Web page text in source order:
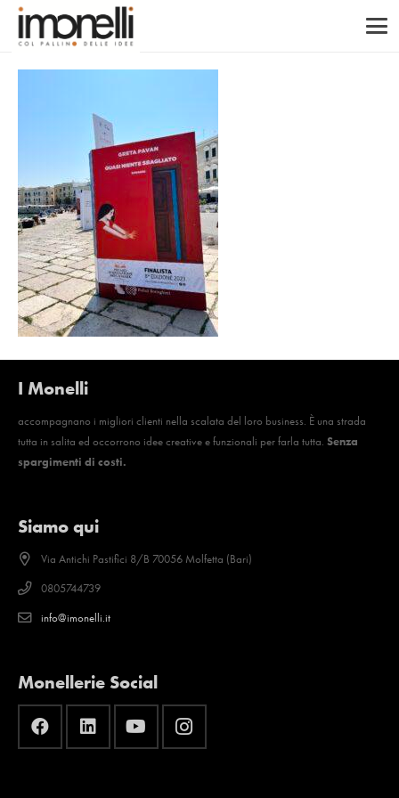
I Monelli
accompagnano i migliori clienti nella scalata del loro business. È una strada
tutta in salita ed occorrono idee creative e funzionali per farla tutta. Senza
spargimenti di costi.
Siamo qui
Via Antichi Pastifici 8/B 70056 Molfetta (Bari)
0805744739
info@imonelli.it
Monellerie Social